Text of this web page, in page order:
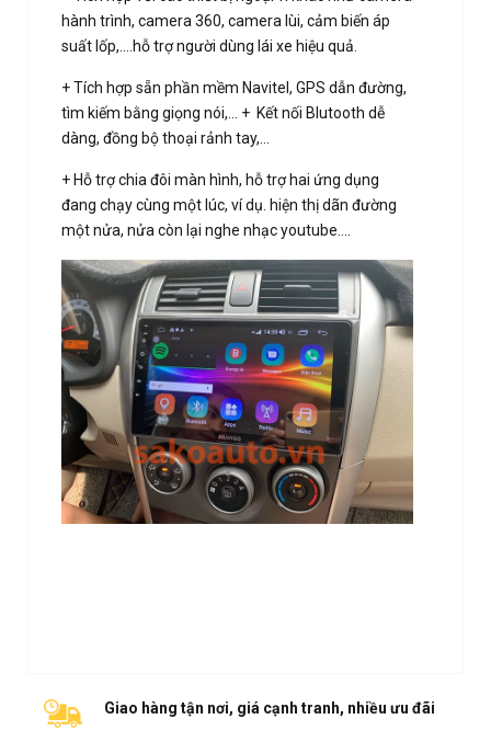
hành trình, camera 360, camera lùi, cảm biến áp
suất lốp,....hỗ trợ người dùng lái xe hiệu quả.
+ Tích hợp sẵn phần mềm Navitel, GPS dẫn đường,
tìm kiếm bằng giọng nói,... + Kết nối Blutooth dễ
dàng, đồng bộ thoại rảnh tay,...
+ Hỗ trợ chia đôi màn hình, hỗ trợ hai ứng dụng
đang chạy cùng một lúc, ví dụ. hiện thị dãn đường
một nửa, nửa còn lại nghe nhạc youtube....
Giao hàng tận nơi, giá cạnh tranh, nhiều ưu đãi